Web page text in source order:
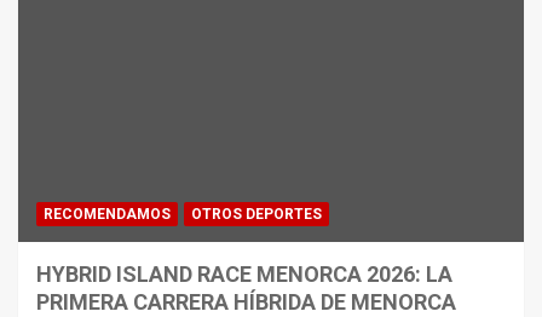
RECOMENDAMOS OTROS DEPORTES
HYBRID ISLAND RACE MENORCA 2026: LA
PRIMERA CARRERA HÍBRIDA DE MENORCA